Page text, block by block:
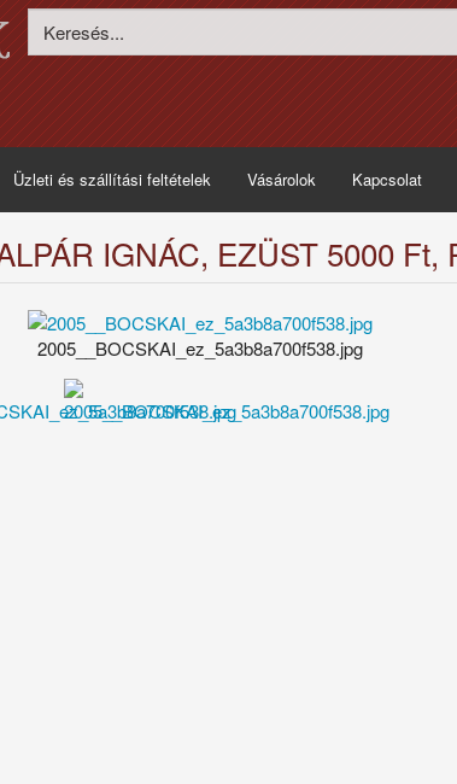
Üzleti és szállítási feltételek Vásárolok Kapcsolat
IGNÁC, EZÜST 5000 Ft,
2005__BOCSKAI_ez_5a3b8a700f538.jpg